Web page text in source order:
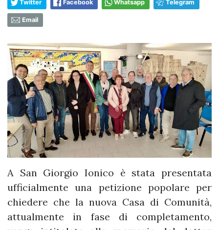
Twitter Facebook Whatsapp Telegram
Email
A San Giorgio Ionico è stata presentata
ufficialmente una petizione popolare per
chiedere che la nuova Casa di Comunità,
attualmente in fase di completamento,